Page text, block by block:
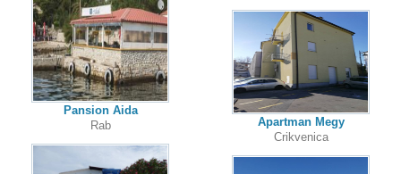
Pansion Aida
Rab
Apartman Megy
Crikvenica